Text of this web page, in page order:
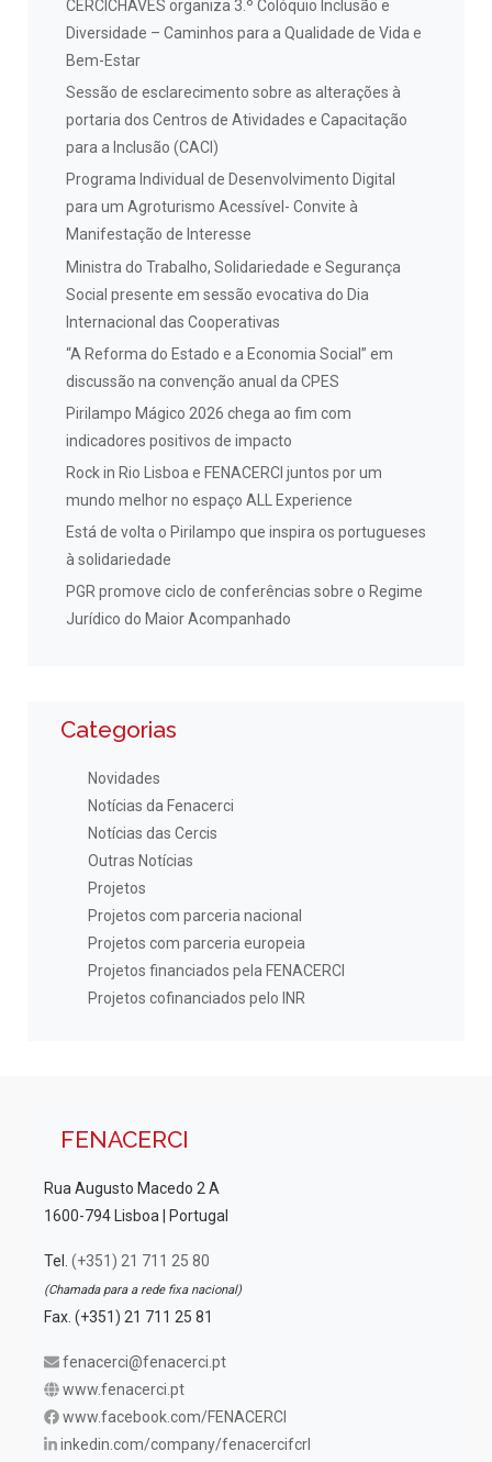
CERCICHAVES organiza 3.º Colóquio Inclusão e
Diversidade – Caminhos para a Qualidade de Vida e
Bem-Estar
Sessão de esclarecimento sobre as alterações à
portaria dos Centros de Atividades e Capacitação
para a Inclusão (CACI)
Programa Individual de Desenvolvimento Digital
para um Agroturismo Acessível- Convite à
Manifestação de Interesse
Ministra do Trabalho, Solidariedade e Segurança
Social presente em sessão evocativa do Dia
Internacional das Cooperativas
“A Reforma do Estado e a Economia Social” em
discussão na convenção anual da CPES
Pirilampo Mágico 2026 chega ao fim com
indicadores positivos de impacto
Rock in Rio Lisboa e FENACERCI juntos por um
mundo melhor no espaço ALL Experience
Está de volta o Pirilampo que inspira os portugueses
à solidariedade
PGR promove ciclo de conferências sobre o Regime
Jurídico do Maior Acompanhado
Categorias
Novidades
Notícias da Fenacerci
Notícias das Cercis
Outras Notícias
Projetos
Projetos com parceria nacional
Projetos com parceria europeia
Projetos financiados pela FENACERCI
Projetos cofinanciados pelo INR
FENACERCI
Rua Augusto Macedo 2 A
1600-794 Lisboa | Portugal
Tel. (+351) 21 711 25 80
(Chamada para a rede fixa nacional)
Fax. (+351) 21 711 25 81
fenacerci@fenacerci.pt
www.fenacerci.pt
www.facebook.com/FENACERCI
inkedin.com/company/fenacercifcrl